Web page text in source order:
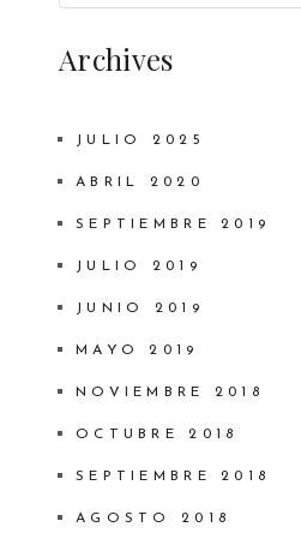
Archives
JULIO 2025
ABRIL 2020
SEPTIEMBRE 2019
JULIO 2019
JUNIO 2019
MAYO 2019
NOVIEMBRE 2018
OCTUBRE 2018
SEPTIEMBRE 2018
AGOSTO 2018